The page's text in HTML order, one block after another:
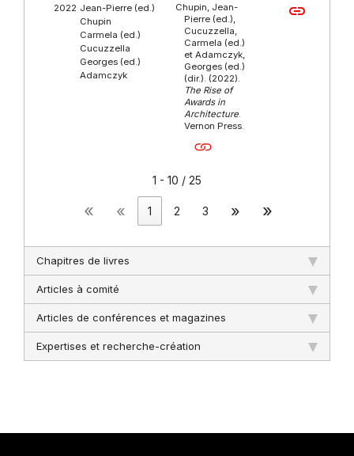
2022 Jean-Pierre (ed.)
Chupin
Carmela (ed.)
Cucuzzella
Georges (ed.)
Adamczyk
Chupin, Jean-
Pierre (ed.),
Cucuzzella,
Carmela (ed.)
et Adamczyk,
Georges (ed.)
(dir.). (2022).
The Rise of
Awards in
Architecture.
Vernon Press.
link
1 - 10 / 25
« « 1 2 3 » »
Chapitres de livres
Articles à comité
Articles de conférences et magazines
Expertises et recherche-création